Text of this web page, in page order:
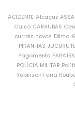
ACIDENTE Alcaçuz
Caicó CARAÚBAS
currais novos Dilma
PIRANHAS
Pagamento PARAÍBA
POLÍCIA MILITAR
Robinson Faria